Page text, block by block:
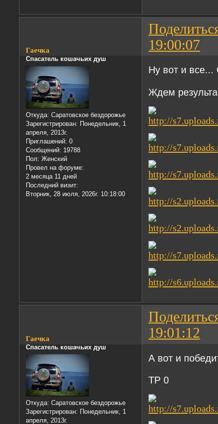
19:00:07
Гаечка
Спасатель кошачьих душ
Откуда: Саратовское бездорожье
Зарегистрирован: Понедельник, 1
апреля, 2013г.
Приглашений: 0
Сообщений: 19788
Пол: Женский
Провел на форуме:
2 месяца 11 дней
Последний визит:
Вторник, 28 июля, 2026г. 10:18:00
Ну вот и все...
Ждем
19:01:12
Гаечка
Спасатель кошачьих душ
Откуда: Саратовское бездорожье
Зарегистрирован: Понедельник, 1
апреля, 2013г.
А вот и
ТР 0